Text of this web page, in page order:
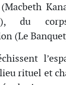
du
(Le
rituel et